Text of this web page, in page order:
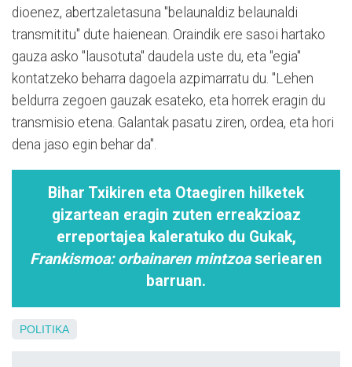
dioenez, abertzaletasuna "belaunaldiz belaunaldi
transmititu" dute haienean. Oraindik ere sasoi hartako
gauza asko "lausotuta" daudela uste du, eta "egia"
kontatzeko beharra dagoela azpimarratu du. "Lehen
beldurra zegoen gauzak esateko, eta horrek eragin du
transmisio etena. Galantak pasatu ziren, ordea, eta hori
dena jaso egin behar da".
Bihar Txikiren eta Otaegiren hilketek
gizartean eragin zuten erreakzioaz
erreportajea kaleratuko du Gukak,
Frankismoa: orbainaren mintzoaseriearen
barruan.
POLITIKA